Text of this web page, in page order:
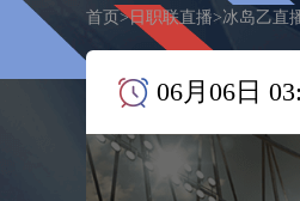
首页 >日职联直播>冰岛乙直
06月06日